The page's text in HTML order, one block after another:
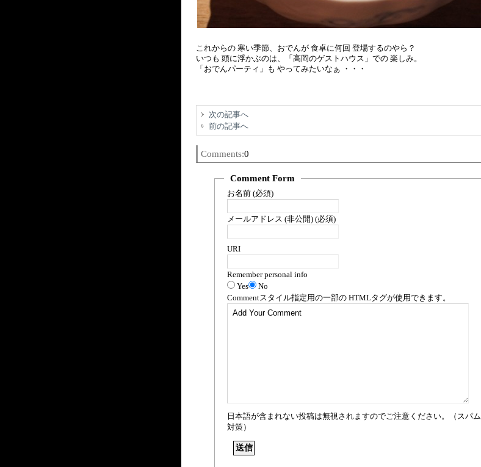
これからの 寒い季節、おでんが 食卓に何回 登場するのやら？
いつも 頭に浮かぶのは、「高岡のゲストハウス」での 楽しみ。
「おでんパーティ」も やってみたいなぁ ・・・
次の記事へ
前の記事へ
Comments:0
Comment Form
お名前 (必須)
メールアドレス (非公開) (必須)
URI
Remember personal info
Yes
No
Commentスタイル指定用の一部の HTMLタグが使用できます。
日本語が含まれない投稿は無視されますのでご注意ください。（スパム
対策）